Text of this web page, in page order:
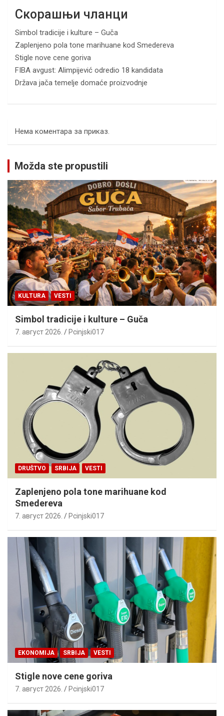
Скорашњи чланци
Simbol tradicije i kulture – Guča
Zaplenjeno pola tone marihuane kod Smedereva
Stigle nove cene goriva
FIBA avgust: Alimpijević odredio 18 kandidata
Država jača temelje domaće proizvodnje
Нема коментара за приказ.
Možda ste propustili
KULTURA VESTI
Simbol tradicije i kulture – Guča
7. август 2026. Pcinjski017
DRUŠTVO SRBIJA VESTI
Zaplenjeno pola tone marihuane kod
Smedereva
7. август 2026. Pcinjski017
EKONOMIJA SRBIJA VESTI
Stigle nove cene goriva
7. август 2026. Pcinjski017